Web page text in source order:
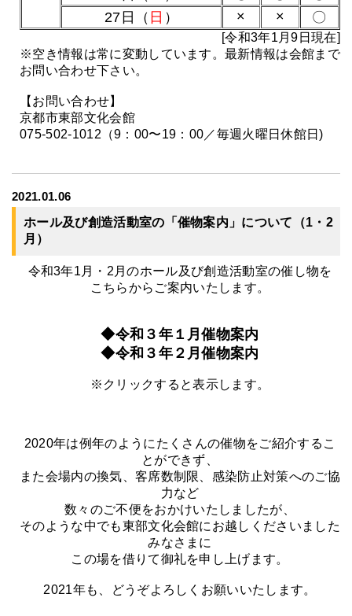
27日（ 日 ） × × 〇
[令和3年1月9日現在]
※空き情報は常に変動しています。最新情報は会館まで
お問い合わせ下さい。
【お問い合わせ】
京都市東部文化会館
075-502-1012（9：00〜19：00／毎週火曜日休館日)
2021.01.06
ホール及び創造活動室の「催物案内」について（1・2
月）
令和3年1月・2月のホール及び創造活動室の催し物を
こちらからご案内いたします。
◆令和３年１月催物案内
◆令和３年２月催物案内
※クリックすると表示します。
2020年は例年のようにたくさんの催物をご紹介するこ
とができず、
また会場内の換気、客席数制限、感染防止対策へのご協
力など
数々のご不便をおかけいたしましたが、
そのような中でも東部文化会館にお越しくださいました
みなさまに
この場を借りて御礼を申し上げます。
2021年も、どうぞよろしくお願いいたします。